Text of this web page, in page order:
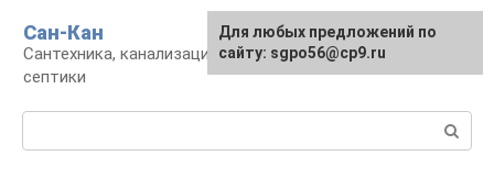
контенту
Сан-Кан
Сантехника, канализация, водопровод,
септики
Для любых предложений по
сайту: sgpo56@cp9.ru